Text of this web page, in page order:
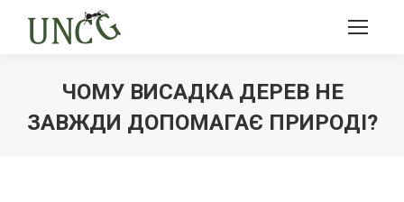
ЧОМУ ВИСАДКА ДЕРЕВ НЕ
ЗАВЖДИ ДОПОМАГАЄ ПРИРОДІ?